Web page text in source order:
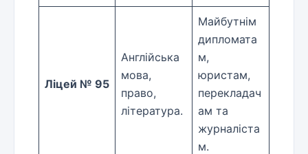
Ліцей № 95
Англійська
мова,
право,
література.
Майбутнім
дипломата
м,
юристам,
перекладач
ам та
журналіста
м.